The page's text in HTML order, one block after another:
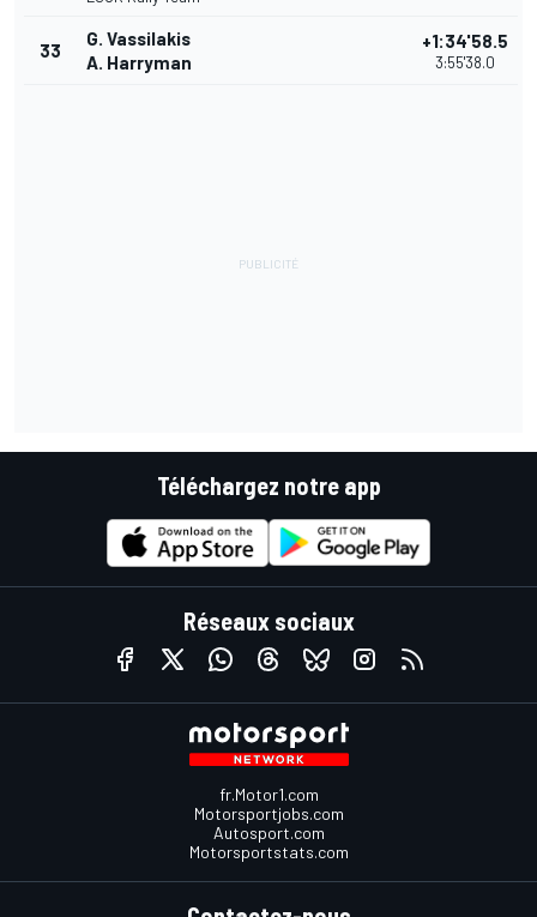
33
G. Vassilakis
A. Harryman
+1:34'58.5
3:55'38.0
Téléchargez notre app
Réseaux sociaux
fr.Motor1.com
Motorsportjobs.com
Autosport.com
Motorsportstats.com